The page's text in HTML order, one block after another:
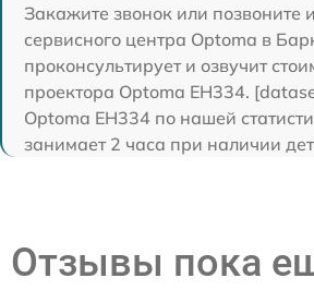
Закажите звонок или позвоните
сервисного центра Optoma в
проконсультирует и озвучит
проектора Optoma EH334.
Optoma EH334 по нашей
занимает 2 часа при наличии
Отзывы пока